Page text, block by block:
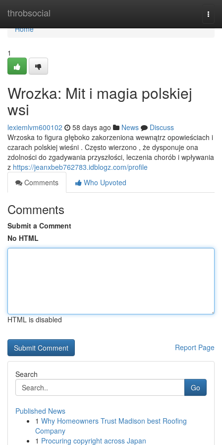
throbsocial
Home
Home
1
Wrozka: Mit i magia polskiej
wsi
lexiemlvm600102 58 days ago News
Discuss
Wrzoska to figura głęboko zakorzeniona wewnątrz opowieściach i
czarach polskiej wieśni . Często wierzono , że dysponuje ona
zdolności do zgadywania przyszłości, leczenia chorób i wpływania
z https://jeanxbeb762783.idblogz.com/profile
Comments
Who Upvoted
Comments
Submit a Comment
No HTML
HTML is disabled
Report Page
Search
Go
Published News
1 Why Homeowners Trust Madison best Roofing
Company
1 Procuring copyright across Japan